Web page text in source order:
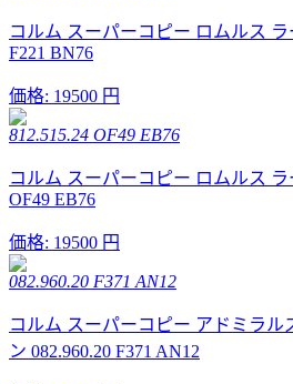
コルム スーパーコピー ロムルス ラ
F221 BN76
価格: 19500 円
812.515.24 OF49 EB76
コルム スーパーコピー ロムルス ラ
OF49 EB76
価格: 19500 円
082.960.20 F371 AN12
コルム スーパーコピー アドミラル
ン 082.960.20 F371 AN12